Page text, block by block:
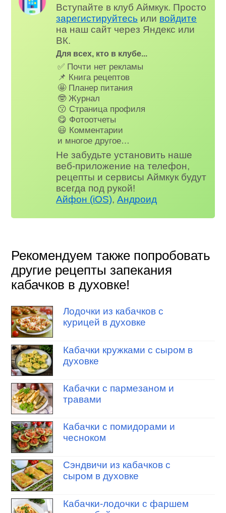
Вступайте в клуб Аймкук. Просто
зарегистируйтесь или войдите
на наш сайт через Яндекс или
ВК.
Для всех, кто в клубе...
✅ Почти нет рекламы
📌 Книга рецептов
🤩 Планер питания
🤓 Журнал
😗 Страница профиля
😋 Фотоотчеты
😃 Комментарии
и многое другое…
Не забудьте установить наше
веб-приложение на телефон,
рецепты и сервисы Аймкук будут
всегда под рукой!
Айфон (iOS),Андроид
Рекомендуем также попробовать
другие рецепты запекания
кабачков в духовке!
Лодочки из кабачков с
курицей в духовке
Кабачки кружками с сыром в
духовке
Кабачки с пармезаном и
травами
Кабачки с помидорами и
чесноком
Сэндвичи из кабачков с
сыром в духовке
Кабачки-лодочки с фаршем